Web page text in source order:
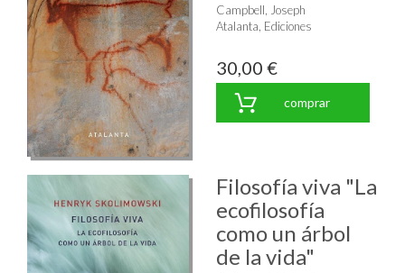
Campbell, Joseph
Atalanta, Ediciones
30,00 €
comprar
Filosofía viva "La
ecofilosofía
como un árbol
de la vida"